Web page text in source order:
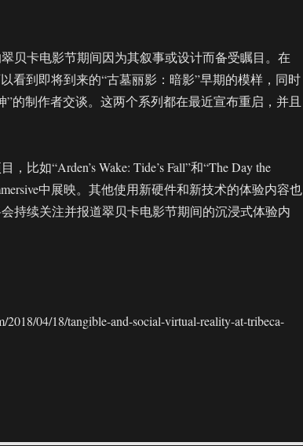
贝卡电影节期间因为其叙事或设计而备受瞩目。在
以看到即将到来的“古墓丽影：暗影”早期的模样，同时
的制作者交谈。这两个系列都在最近宣布重启，并且
比如“Arden’s Wake: Tide’s Fall”和“The Day the
中展映。其他使用新硬件和新技术的体验内容也
持续关注并报道翠贝卡电影节期间的沉浸式体验内
04/18/tangible-and-social-virtual-reality-at-tribeca-